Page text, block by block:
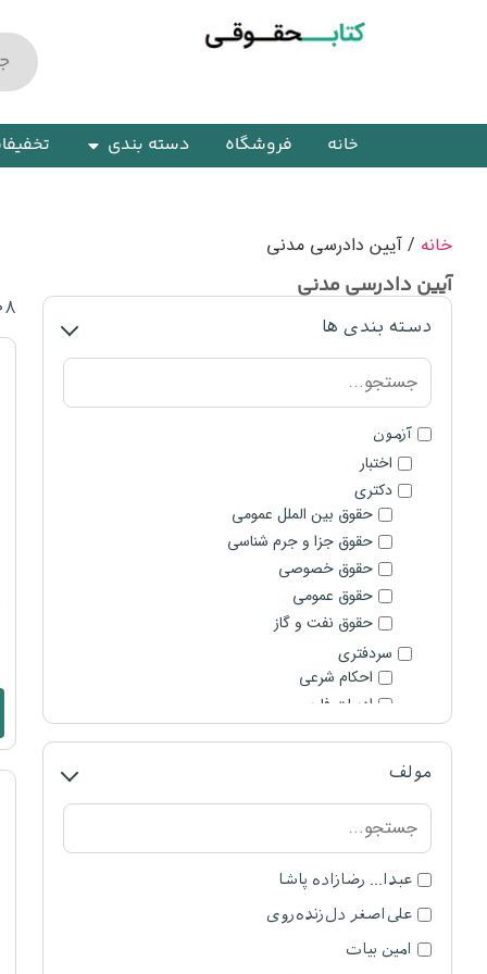
خانه فروشگاه دسته بندی
خانه / آیین دادرسی مدنی
آیین دادرسی مدنی
دسته بندی ها
آزمون
اختبار
دکتری
حقوق بین الملل عمومی
حقوق جزا و جرم شناسی
حقوق خصوصی
حقوق عمومی
حقوق نفت و گاز
سردفتری
احکام شرعی
ادبیات فارسی
اطلاعات عمومی و هوش
قضاوت
آیین دادرسی کیفری
آیین دادرسی مدنی
استعداد شغلی
اصول فقه
مولف
عبدا... رضازاده پاشا
علی‌اصغر دل‌زنده‌روی
امین بیات